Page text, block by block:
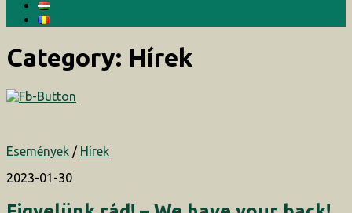
Category: Hírek
Események / Hírek
2023-01-30